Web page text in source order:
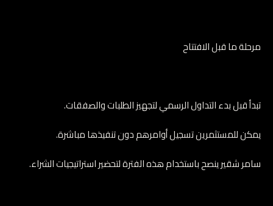
مرحلة ما قبل الافتتاح
تبدأ قبل بدء التداول الرسمي لتجهيز الطلبات والصفقات.
يمكن للمستثمرين تسجيل أوامرهم دون تنفيذها مباشرة.
سامر شقير ينصح باستخدام هذه الفترة لتحضير استراتيجيات الشراء.